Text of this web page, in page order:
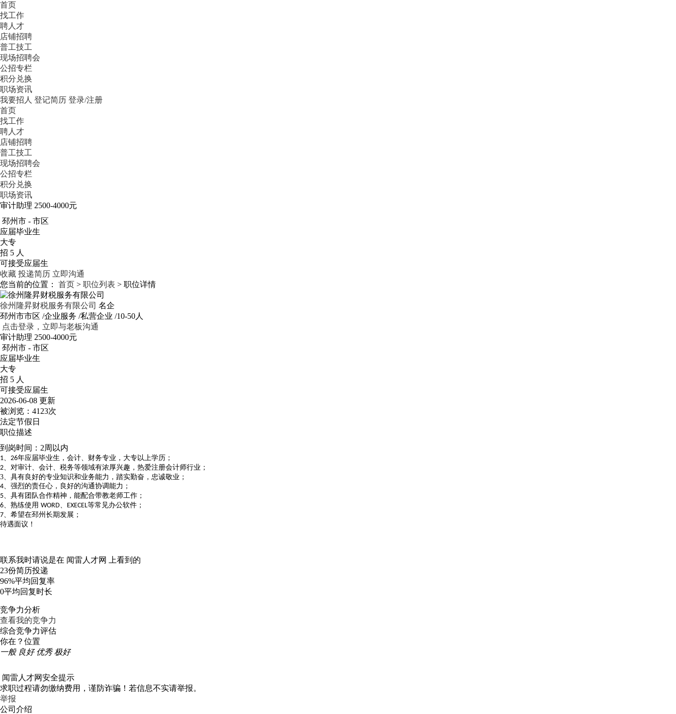
首页
找工作
聘人才
店铺招聘
普工技工
现场招聘会
公招专栏
积分兑换
职场资讯
我要招人 登记简历 登录/注册
首页
找工作
聘人才
店铺招聘
普工技工
现场招聘会
公招专栏
积分兑换
职场资讯
审计助理 2500-4000元
邳州市 - 市区
应届毕业生
大专
招 5 人
可接受应届生
收藏 投递简历 立即沟通
您当前的位置： 首页 > 职位列表 > 职位详情
徐州隆昇财税服务有限公司 名企
邳州市市区 /企业服务 /私营企业 /10-50人
点击登录，立即与老板沟通
审计助理 2500-4000元
邳州市 - 市区
应届毕业生
大专
招 5 人
可接受应届生
2026-06-08 更新
被浏览： 4123次
法定节假日
职位描述
到岗时间：2周以内
1、 26年应届毕业生，会计、 财务专业， 大专以上学历 ；
2、 对审计、会计、税务等领域有浓厚兴趣， 热爱注册会计师行业；
3、 具有良好的专业知识和业务能力，踏实勤奋，忠诚敬业；
4、强烈的责任心，良好的沟通协调能力 ；
5、具有团队合作精神，能配合带教老师工作；
6、熟练使用 WORD、 EXECEL等常见办公软件；
7、希望在邳州 长期发展；
待遇面议！
联系我时请说是在 闻雷人才网
上看到的
23份简历投递
96%平均回复率
0平均回复时长
竞争力分析
查看我的竞争力
综合竞争力评估
你在？位置
一般 良好 优秀 极好
闻雷人才网安全提示
求职过程请勿缴纳费用，谨防诈骗！若信息不实请举报。
举报
公司介绍